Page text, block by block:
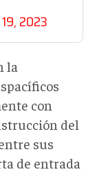
2023
la
con
del
sus
de entrada